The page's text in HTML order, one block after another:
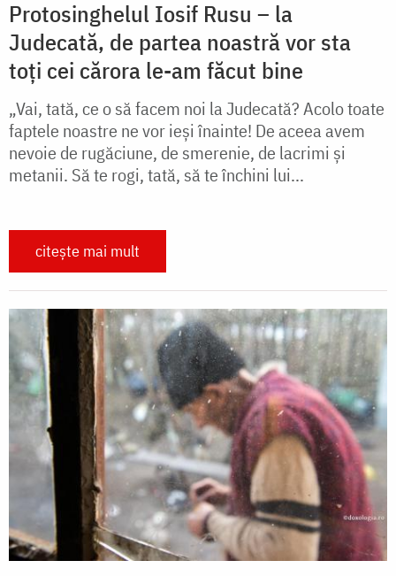
Protosinghelul Iosif Rusu – la
Judecată, de partea noastră vor sta
toți cei cărora le-am făcut bine
„Vai, tată, ce o să facem noi la Judecată? Acolo toate
faptele noastre ne vor ieşi înainte! De aceea avem
nevoie de rugăciune, de smerenie, de lacrimi şi
metanii. Să te rogi, tată, să te închini lui...
citește mai mult